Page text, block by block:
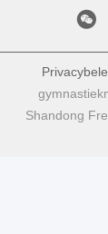
Shandong